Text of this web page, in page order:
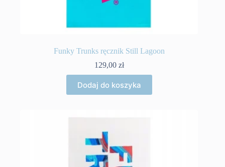
Funky Trunks ręcznik Still Lagoon
129,00 zł
Dodaj do koszyka